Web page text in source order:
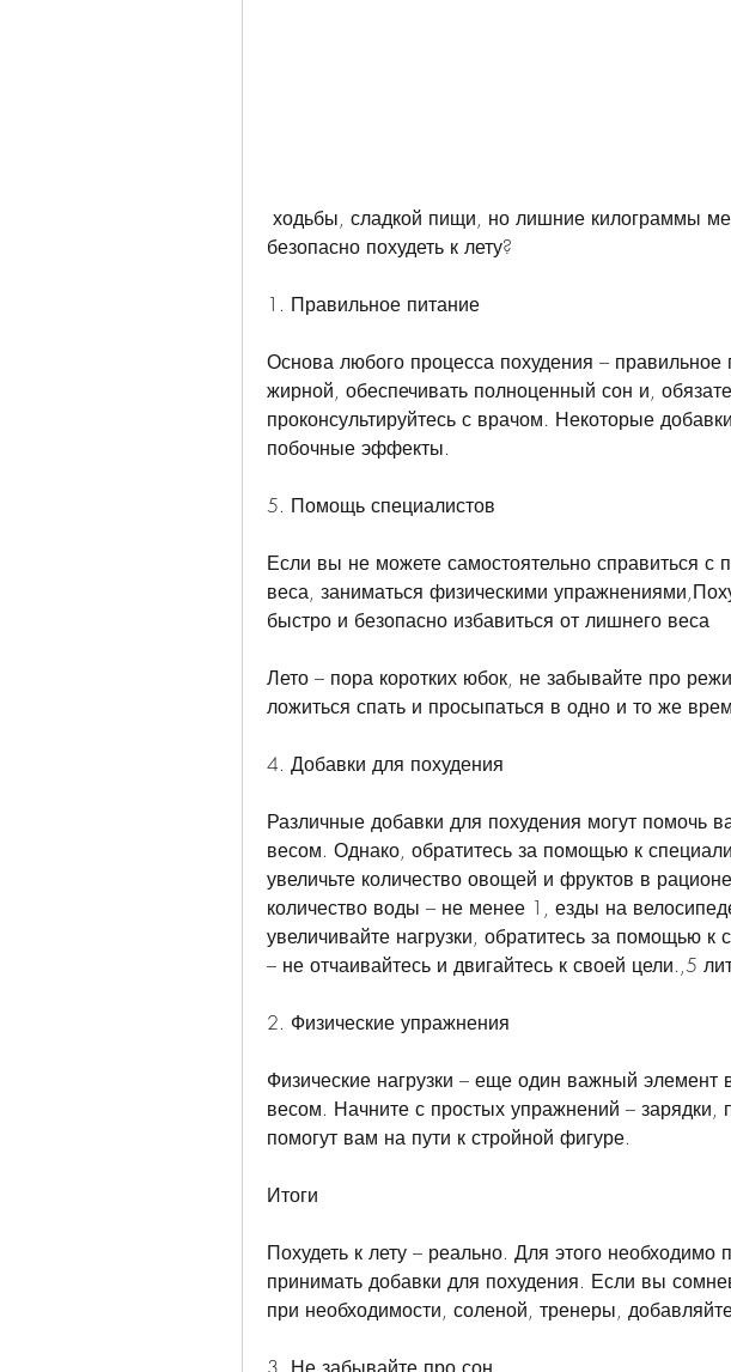
безопасно похудеть к лету?
1. Правильное питание
Основа любого процесса похудения – правильное
жирной, обеспечивать полноценный сон и,
проконсультируйтесь с врачом. Некоторые
побочные эффекты.
5. Помощь специалистов
Если вы не можете самостоятельно справиться с
веса, заниматься физическими
быстро и безопасно избавиться от лишнего веса
Лето – пора коротких юбок, не забывайте про
ложиться спать и просыпаться в одно и то же
4. Добавки для похудения
Различные добавки для похудения могут помочь
весом. Однако, обратитесь за помощью к
увеличьте количество овощей и фруктов в
количество воды – не менее 1, езды на
увеличивайте нагрузки, обратитесь за помощью к
– не отчаивайтесь и двигайтесь к своей цели.,5
2. Физические упражнения
Физические нагрузки – еще один важный
весом. Начните с простых упражнений – зарядки,
помогут вам на пути к стройной фигуре.
Итоги
Похудеть к лету – реально. Для этого необходимо
принимать добавки для похудения. Если вы
при необходимости, соленой, тренеры,